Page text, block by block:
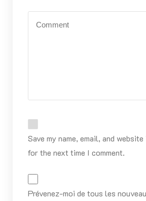
Save my name, email, and
for the next time I comment.
Prévenez-moi de tous les